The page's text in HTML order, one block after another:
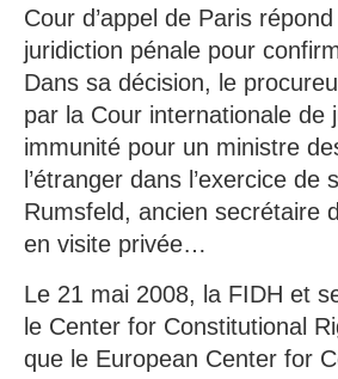
Cour d’appel de Paris
juridiction pénale pour
Dans sa décision, le
par la Cour internationale de
immunité pour un ministre
l’étranger dans l’exercice
Rumsfeld, ancien secrétaire
en visite privée…
Le 21 mai 2008, la FIDH et
le Center for Constitutional
que le European Center for